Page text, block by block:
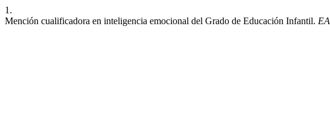
1.
Mención cualificadora en inteligencia emocional del Grado de Educación Infantil. EA